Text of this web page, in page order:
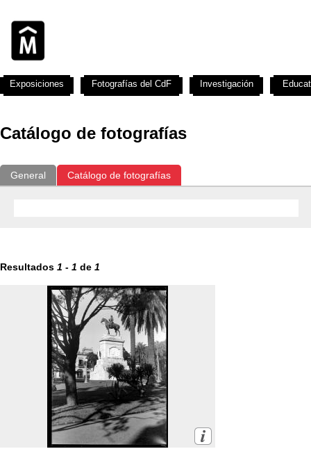
Catálogo de fotografías
General Catálogo de fotografías
Resultados 1 - 1 de 1
Exposiciones Fotografías del CdF Investigación